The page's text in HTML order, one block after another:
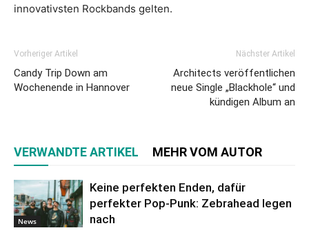
innovativsten Rockbands gelten.
Vorheriger Artikel
Candy Trip Down am
Wochenende in Hannover
Nächster Artikel
Architects veröffentlichen
neue Single „Blackhole“ und
kündigen Album an
VERWANDTE ARTIKEL MEHR VOM AUTOR
News
Keine perfekten Enden, dafür
perfekter Pop-Punk: Zebrahead legen
nach